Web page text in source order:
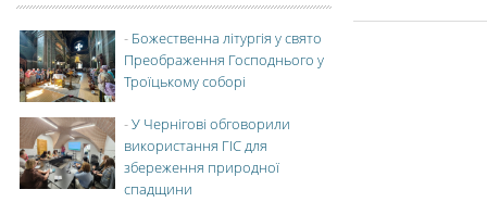
- Божественна літургія у свято
Преображення Господнього у
Троїцькому соборі
-У Чернігові обговорили
використання ГІС для
збереження природної
спадщини